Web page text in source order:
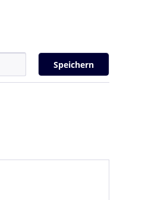
Speichern